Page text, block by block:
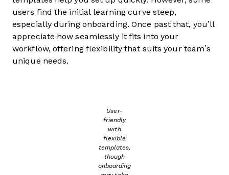
users find the initial learning curve steep,
especially during onboarding. Once past that, you’ll
appreciate how seamlessly it fits into your
workflow, offering flexibility that suits your team’s
unique needs.
User-
friendly
with
flexible
templates,
though
onboarding